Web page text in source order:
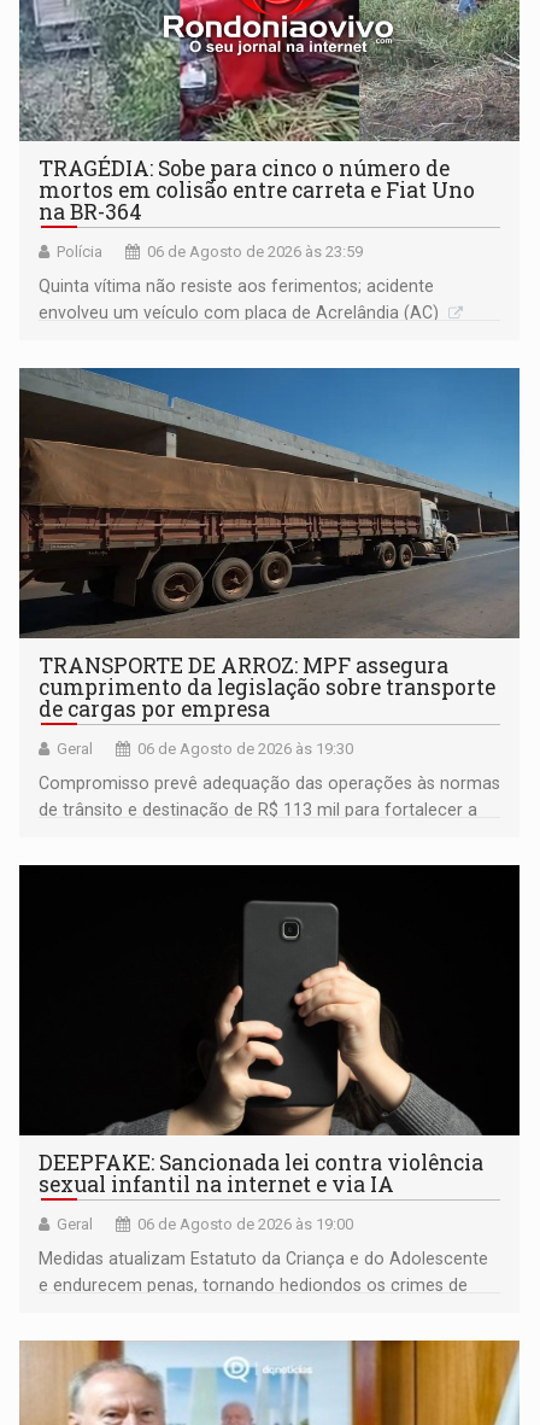
TRAGÉDIA: Sobe para cinco o número de
mortos em colisão entre carreta e Fiat Uno
na BR-364
Polícia 06 de Agosto de 2026 às 23:59
Quinta vítima não resiste aos ferimentos; acidente
envolveu um veículo com placa de Acrelândia (AC)
TRANSPORTE DE ARROZ: MPF assegura
cumprimento da legislação sobre transporte
de cargas por empresa
Geral 06 de Agosto de 2026 às 19:30
Compromisso prevê adequação das operações às normas
de trânsito e destinação de R$ 113 mil para fortalecer a
DEEPFAKE: Sancionada lei contra violência
sexual infantil na internet e via IA
Geral 06 de Agosto de 2026 às 19:00
Medidas atualizam Estatuto da Criança e do Adolescente
e endurecem penas, tornando hediondos os crimes de